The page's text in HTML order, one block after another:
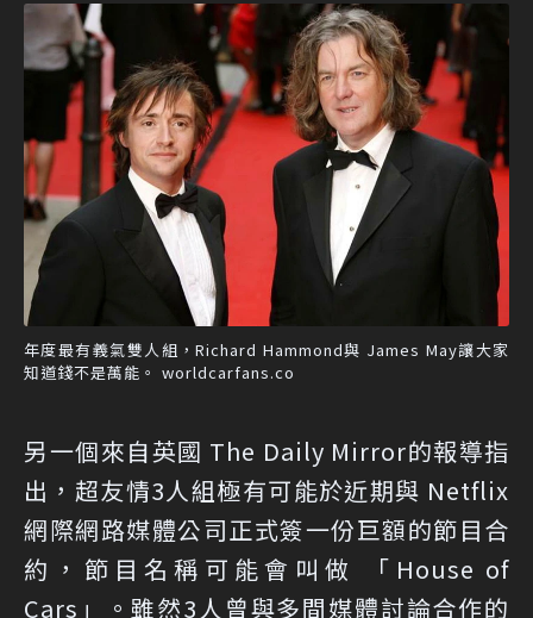
年度最有義氣雙人組，Richard Hammond與 James May讓大家
知道錢不是萬能。 worldcarfans.co
另一個來自英國 The Daily Mirror的報導指
出，超友情3人組極有可能於近期與 Netflix
網際網路媒體公司正式簽一份巨額的節目合
約，節目名稱可能會叫做 「House of
Cars」。雖然3人曾與多間媒體討論合作的